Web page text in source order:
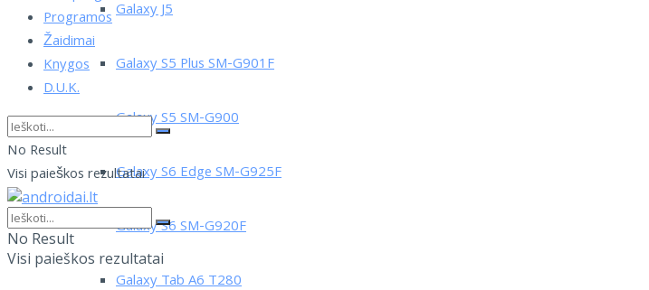
Galaxy J5
Galaxy S5 Plus SM-G901F
Galaxy S5 SM-G900
Galaxy S6 Edge SM-G925F
Galaxy S6 SM-G920F
Galaxy Tab A6 T280
Programos
Žaidimai
Knygos
D.U.K.
No Result
Visi paieškos rezultatai
No Result
Visi paieškos rezultatai